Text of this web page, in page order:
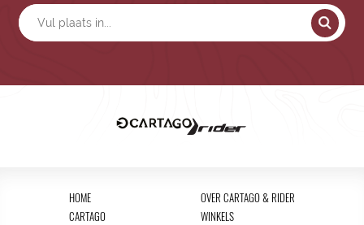
HOME
CARTAGO
OVER CARTAGO & RIDER
WINKELS